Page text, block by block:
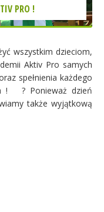
PRO !
wszystkim dzieciom,
Aktiv Pro samych
spełnienia każdego
!
? Ponieważ dzień
także wyjątkową